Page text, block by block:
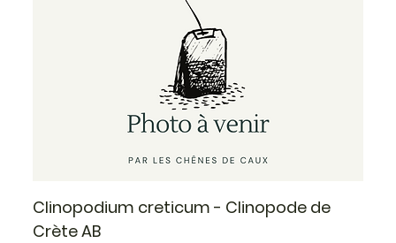
Clinopodium creticum - Clinopode de
Crète AB